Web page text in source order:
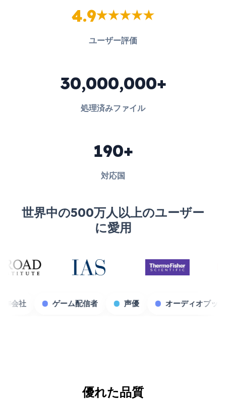
4.9
ユーザー評価
30,000,000+
処理済みファイル
190+
対応国
世界中の500万人以上のユーザー
に愛用
コンテンツ制作会社 ゲーム配信者 声優 オ
優れた品質